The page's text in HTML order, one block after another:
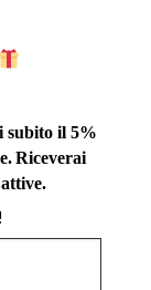
subito il 5%
Riceverai